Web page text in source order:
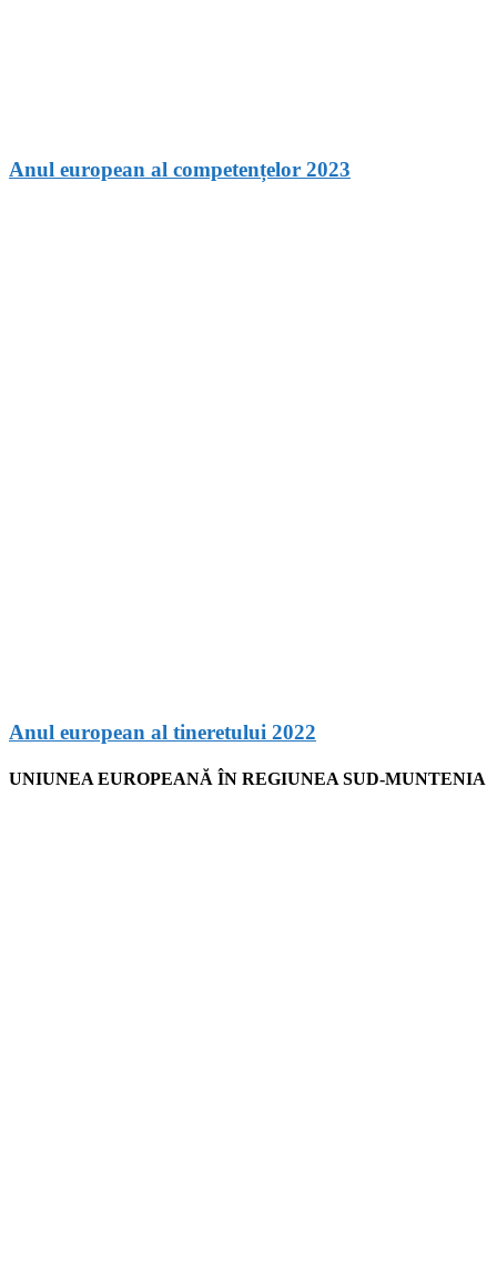
Anul european al competențelor 2023
Anul european al tineretului 2022
UNIUNEA EUROPEANĂ ÎN REGIUNEA SUD-MUNTENIA